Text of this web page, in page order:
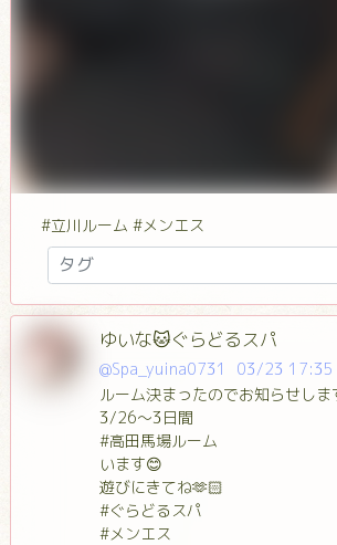
#立川ルーム #メンエス
ゆいな🐱ぐらどるスパ
@Spa_yuina0731
03/23 17:35
ルーム決まったのでお知らせしま
3/26～3日間
#高田馬場ルーム
います😊
遊びにきてね🫶🏻
#ぐらどるスパ
#メンエス